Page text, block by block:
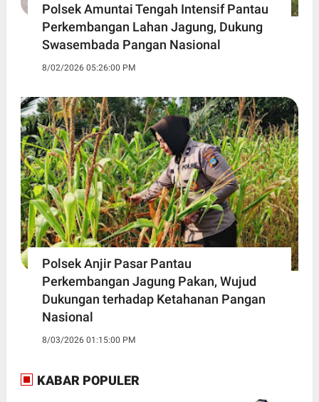
Polsek Amuntai Tengah Intensif Pantau
Perkembangan Lahan Jagung, Dukung
Swasembada Pangan Nasional
8/02/2026 05:26:00 PM
Polsek Anjir Pasar Pantau
Perkembangan Jagung Pakan, Wujud
Dukungan terhadap Ketahanan Pangan
Nasional
8/03/2026 01:15:00 PM
KABAR POPULER